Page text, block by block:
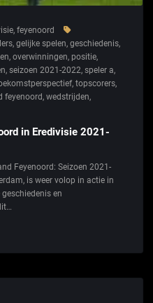
, feyenoord
, gelijke spelen, geschiedenis,
, overwinningen, positie,
, seizoen 2021-2022, speler a,
, topscorers,
feyenoord, wedstrijden,
in Eredivisie 2021-
Feyenoord: Seizoen 2021-
is weer volop in actie in
en